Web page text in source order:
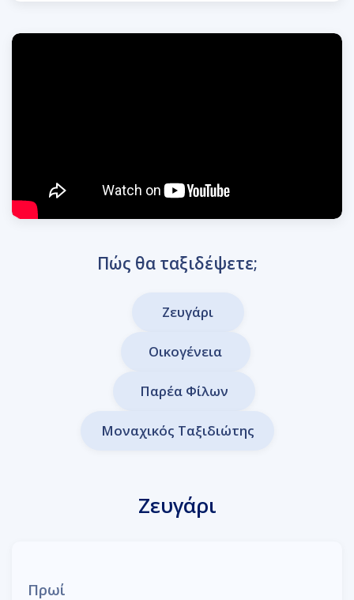
Πώς θα ταξιδέψετε;
Ζευγάρι
Οικογένεια
Παρέα Φίλων
Μοναχικός Ταξιδιώτης
Ζευγάρι
Πρωί